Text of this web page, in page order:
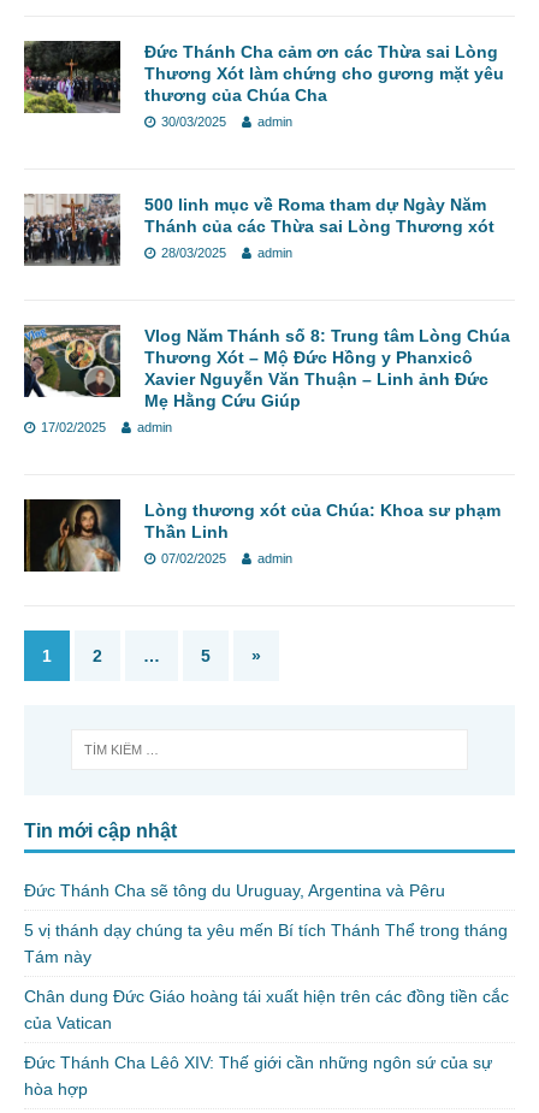
Đức Thánh Cha cảm ơn các Thừa sai Lòng
Thương Xót làm chứng cho gương mặt yêu
thương của Chúa Cha
30/03/2025 admin
500 linh mục về Roma tham dự Ngày Năm
Thánh của các Thừa sai Lòng Thương xót
28/03/2025 admin
Vlog Năm Thánh số 8: Trung tâm Lòng Chúa
Thương Xót – Mộ Đức Hồng y Phanxicô
Xavier Nguyễn Văn Thuận – Linh ảnh Đức
Mẹ Hằng Cứu Giúp
17/02/2025 admin
Lòng thương xót của Chúa: Khoa sư phạm
Thần Linh
07/02/2025 admin
1 2 … 5 »
Tin mới cập nhật
Đức Thánh Cha sẽ tông du Uruguay, Argentina và Pêru
5 vị thánh dạy chúng ta yêu mến Bí tích Thánh Thể trong tháng
Tám này
Chân dung Đức Giáo hoàng tái xuất hiện trên các đồng tiền cắc
của Vatican
Đức Thánh Cha Lêô XIV: Thế giới cần những ngôn sứ của sự
hòa hợp